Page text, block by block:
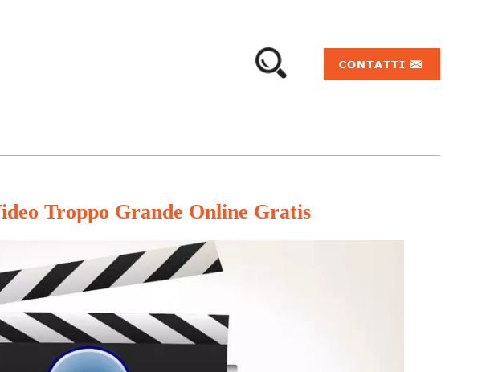
Troppo Grande Online Gratis